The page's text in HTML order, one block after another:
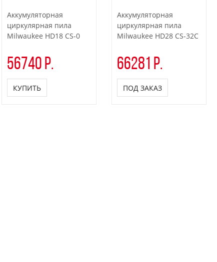
Аккумуляторная
циркулярная пила
Milwaukee HD18 CS-0
56740 р.
КУПИТЬ
Аккумуляторная
циркулярная пила
Milwaukee HD28 CS-32C
66281 р.
ПОД ЗАКАЗ